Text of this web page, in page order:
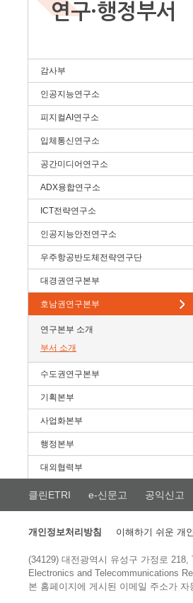
연구·행정부서
감사부
인공지능연구소
피지컬AI연구소
입체통신연구소
공간미디어연구소
ADX융합연구소
ICT전략연구소
인공지능안전연구소
우주항공반도체전략연구단
대경권연구본부
호남권연구본부
연구본부 소개
부서 소개
수도권연구본부
기획본부
사업화본부
행정본부
대외협력부
클린ETRI e-신문고 공익신고
개인정보처리방침 이해하기 쉬운 개
(34129) 대전광역시 유성구 가정로 218,
Electronics and Telecommunications
본 홈페이지에 게시된 이메일 주소가